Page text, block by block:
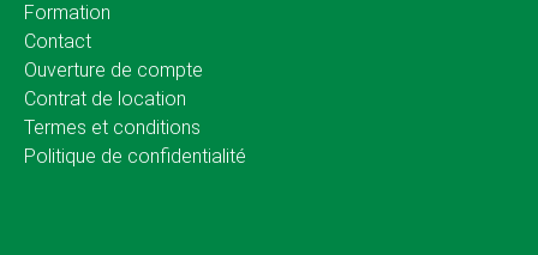
Formation
Contact
Ouverture de compte
Contrat de location
Termes et conditions
Politique de confidentialité